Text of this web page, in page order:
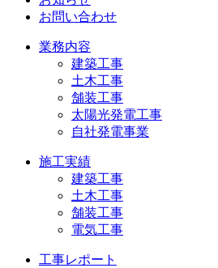
お問い合わせ
業務内容
建築工事
土木工事
舗装工事
太陽光発電工事
自社発電事業
施工実績
建築工事
土木工事
舗装工事
電気工事
工事レポート